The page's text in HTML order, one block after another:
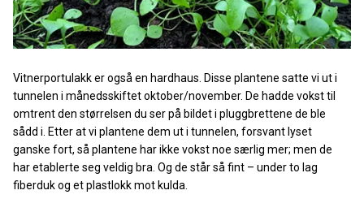
Vitnerportulakk er også en hardhaus. Disse plantene satte vi ut i
tunnelen i månedsskiftet oktober/november. De hadde vokst til
omtrent den størrelsen du ser på bildet i pluggbrettene de ble
sådd i. Etter at vi plantene dem ut i tunnelen, forsvant lyset
ganske fort, så plantene har ikke vokst noe særlig mer; men de
har etablerte seg veldig bra. Og de står så fint – under to lag
fiberduk og et plastlokk mot kulda.